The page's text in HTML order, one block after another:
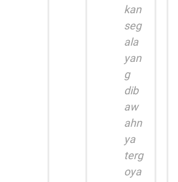
kan
seg
ala
yan
g
dib
aw
ahn
ya
terg
oya